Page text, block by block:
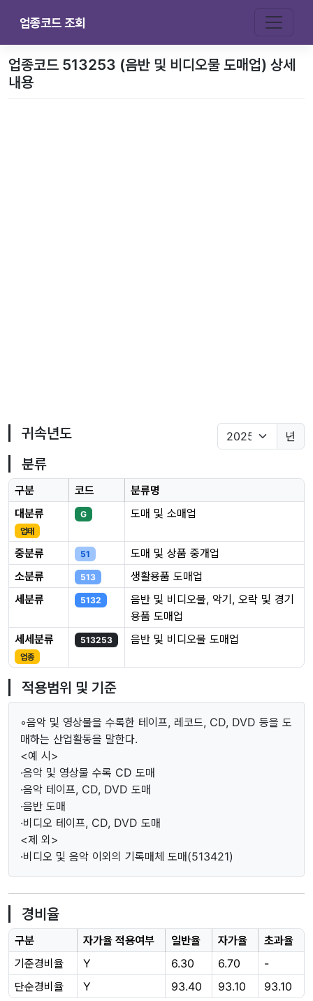
업종코드 조회
업종코드 513253 (음반 및 비디오물 도매업) 상세
내용
귀속년도 년
분류
구분 코드
분류명
대분류
업태
G 도매 및 소매업
중분류 51
도매 및 상품 중개업
소분류
513
생활용품 도매업
세분류
5132
음반 및 비디오물, 악기, 오락 및 경기
용품 도매업
세세분류
업종
513253 음반 및 비디오물 도매업
적용범위 및 기준
◦음악 및 영상물을 수록한 테이프, 레코드, CD, DVD 등을 도
매하는 산업활동을 말한다.
<예 시>
·음악 및 영상물 수록 CD 도매
·음악 테이프, CD, DVD 도매
·음반 도매
·비디오 테이프, CD, DVD 도매
<제 외>
·비디오 및 음악 이외의 기록매체 도매(513421)
경비율
구분 자가율 적용여부 일반율 자가율
초과율
기준경비율
Y 6.30 6.70
-
단순경비율
Y 93.40 93.10
93.10